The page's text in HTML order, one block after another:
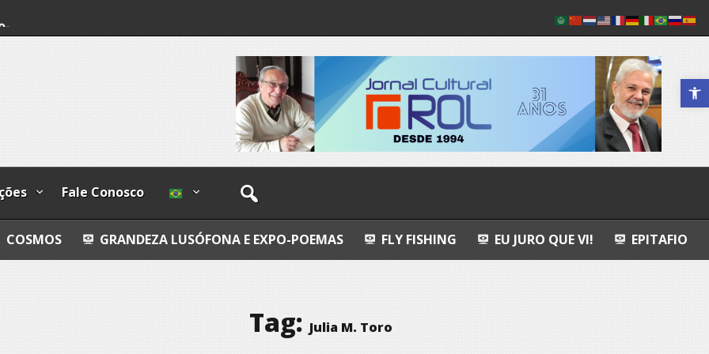
Abrir a
Fale Conosco
GRANDEZA LUSÓFONA E EXPO-POEMAS FLY FISHING EU JURO QUE VI! EPITAFIO LEOPOLDO
Tag: Julia M. Toro